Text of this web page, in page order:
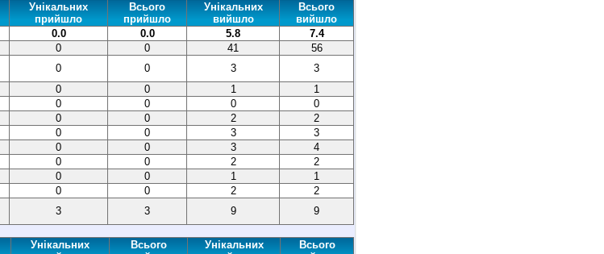
Унікальних
прийшло
Всього
прийшло
Унікальних
вийшло
Всього
вийшло
0.0 0.0 5.8
7.4
0 0 41
56
0 0 3
3
0 0 1
1
0 0 0
0
0 0 2
2
0 0 3
3
0 0 3
4
0 0 2
2
0 0 1
1
0 0 2
2
3 3 9 9
Унікальних
Всього
Унікальних
Всього